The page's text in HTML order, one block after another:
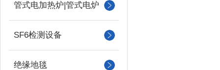
管式电加热炉|管式电炉
SF6检测设备
绝缘地毯